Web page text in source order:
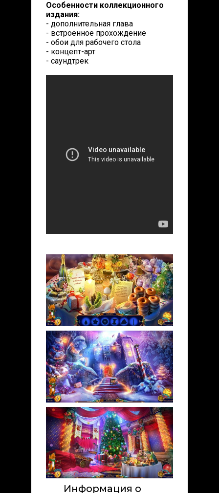
Особенности коллекционного
издания:
- дополнительная глава
- встроенное прохождение
- обои для рабочего стола
- концепт-арт
- саундтрек
Информация о